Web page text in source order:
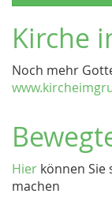
Kirche
Noch mehr
Hier können Sie
machen